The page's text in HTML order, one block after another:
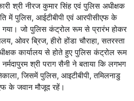
श्री नीरज कुमार सिंह एवं पुलिस अधीक्षक
में पुलिस, आईटीबीपी एवं आरपीसीएफ के
गया। जो पुलिस कंट्रोल रूम से प्रारंभ होकर
ओवर ब्रिज, हीरो होंडा चौराहा, सतरस्ता
कार्यालय से होते हुए पुलिस कंट्रोल रूम
श्री पराग सैनी ने बताया कि लगभग
जिसमें पुलिस, आइटीबीपी, तमिलनाडु
के जवान मौजूद रहें।